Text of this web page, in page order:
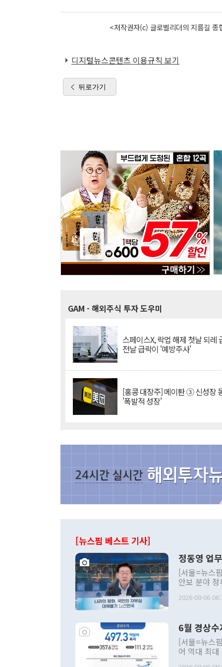
<저작권자(c) 글로벌리더의 지름길
디지털뉴스콘텐츠 이용규칙 보기
뒤로가기
GAM - 해외주식 투자 도우미
스페이스X, 락업 해제 첫날 되레
전날 급락이 '예방주사'
[홍콩 대장주] 메이퇀 ③ 신성장
'폭발적 성장'
[뉴스핌 베스트 기사]
정동영 업
[서울=뉴스
안보 분야
발언 중에는
주의적 희망
관의 대북
관 부처 장
관의 무리한
2026-08-06
6월 경상
[서울=뉴스
어 역대 최